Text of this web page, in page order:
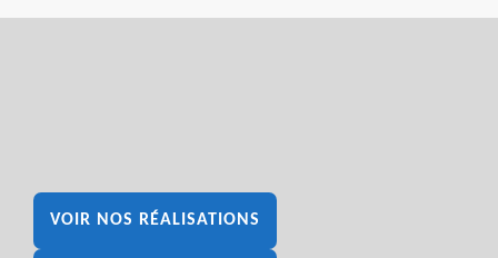
VOIR NOS RÉALISATIONS